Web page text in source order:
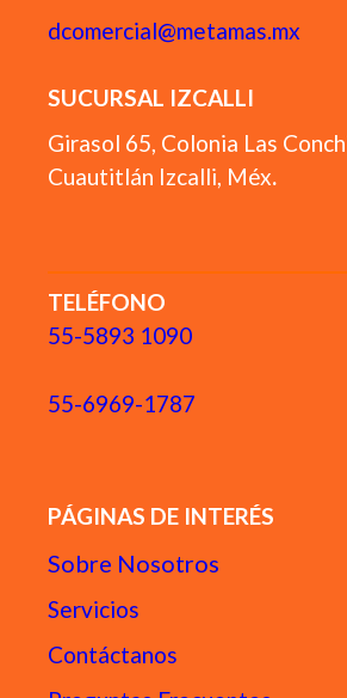
dcomercial@metamas.mx
SUCURSAL IZCALLI
Girasol 65, Colonia Las
Cuautitlán Izcalli, Méx.
TELÉFONO
55-5893 1090
55-6969-1787
PÁGINAS DE INTERÉS
Sobre Nosotros
Servicios
Contáctanos